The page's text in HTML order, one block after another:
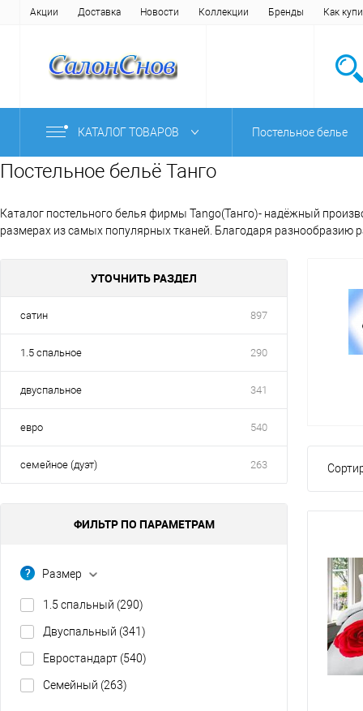
Акции Доставка Новости Коллекции Бренды Как
КАТАЛОГ ТОВАРОВ Постельное белье
Постельное бельё Танго
Каталог постельного белья фирмы Tango(Танго)- надёжный
размерах из самых популярных тканей. Благодаря разнообразию
УТОЧНИТЬ РАЗДЕЛ
сатин 897
1.5 спальное 290
двуспальное 341
евро 540
семейное (дуэт) 263
ФИЛЬТР ПО ПАРАМЕТРАМ
Размер
1.5 спальный (290)
Двуспальный (341)
Евростандарт (540)
Семейный (263)